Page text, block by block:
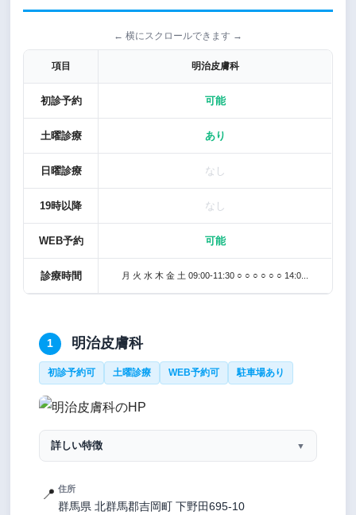
← 横にスクロールできます →
項目 明治皮膚科
初診予約 可能
土曜診療 あり
日曜診療 なし
19時以降 なし
WEB予約 可能
診療時間 月 火 水 木 金 土 09:00-11:30 ○ ○ ○ ○ ○ ○ 14:0...
1 明治皮膚科
初診予約可 土曜診療 WEB予約可 駐車場あり
詳しい特徴 ▼
📍 住所
群馬県 北群馬郡吉岡町 下野田695-10